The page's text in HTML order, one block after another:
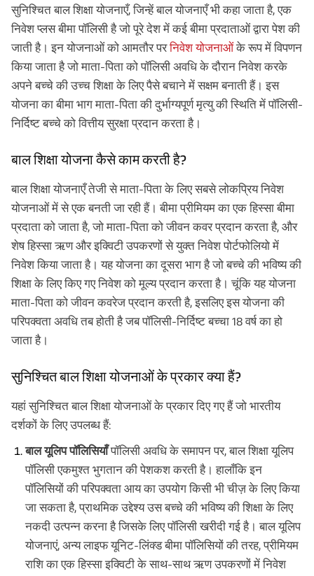
सुनिश्चित बाल शिक्षा योजनाएँ, जिन्हें बाल योजनाएँ भी कहा जाता है, एक
निवेश प्लस बीमा पॉलिसी है जो पूरे देश में कई बीमा प्रदाताओं द्वारा पेश की
जाती है। इन योजनाओं को आमतौर परनिवेश योजनाओंके रूप में विपणन
किया जाता है जो माता-पिता को पॉलिसी अवधि के दौरान निवेश करके
अपने बच्चे की उच्च शिक्षा के लिए पैसे बचाने में सक्षम बनाती हैं। इस
योजना का बीमा भाग माता-पिता की दुर्भाग्यपूर्ण मृत्यु की स्थिति में पॉलिसी-
निर्दिष्ट बच्चे को वित्तीय सुरक्षा प्रदान करता है।
बाल शिक्षा योजना कैसे काम करती है?
बाल शिक्षा योजनाएँ तेजी से माता-पिता के लिए सबसे लोकप्रिय निवेश
योजनाओं में से एक बनती जा रही हैं। बीमा प्रीमियम का एक हिस्सा बीमा
प्रदाता को जाता है, जो माता-पिता को जीवन कवर प्रदान करता है, और
शेष हिस्सा ऋण और इक्विटी उपकरणों से युक्त निवेश पोर्टफोलियो में
निवेश किया जाता है। यह योजना का दूसरा भाग है जो बच्चे की भविष्य की
शिक्षा के लिए किए गए निवेश को मूल्य प्रदान करता है। चूंकि यह योजना
माता-पिता को जीवन कवरेज प्रदान करती है, इसलिए इस योजना की
परिपक्वता अवधि तब होती है जब पॉलिसी-निर्दिष्ट बच्चा 18 वर्ष का हो
जाता है।
सुनिश्चित बाल शिक्षा योजनाओं के प्रकार क्या हैं?
यहां सुनिश्चित बाल शिक्षा योजनाओं के प्रकार दिए गए हैं जो भारतीय
दर्शकों के लिए उपलब्ध हैं:
बाल यूलिप पॉलिसियाँपॉलिसी अवधि के समापन पर, बाल शिक्षा यूलिप
पॉलिसी एकमुश्त भुगतान की पेशकश करती है। हालाँकि इन
पॉलिसियों की परिपक्वता आय का उपयोग किसी भी चीज़ के लिए किया
जा सकता है, प्राथमिक उद्देश्य उस बच्चे की भविष्य की शिक्षा के लिए
नकदी उत्पन्न करना है जिसके लिए पॉलिसी खरीदी गई है। बाल यूलिप
योजनाएं, अन्य लाइफ यूनिट-लिंक्ड बीमा पॉलिसियों की तरह, प्रीमियम
राशि का एक हिस्सा इक्विटी के साथ-साथ ऋण उपकरणों में निवेश